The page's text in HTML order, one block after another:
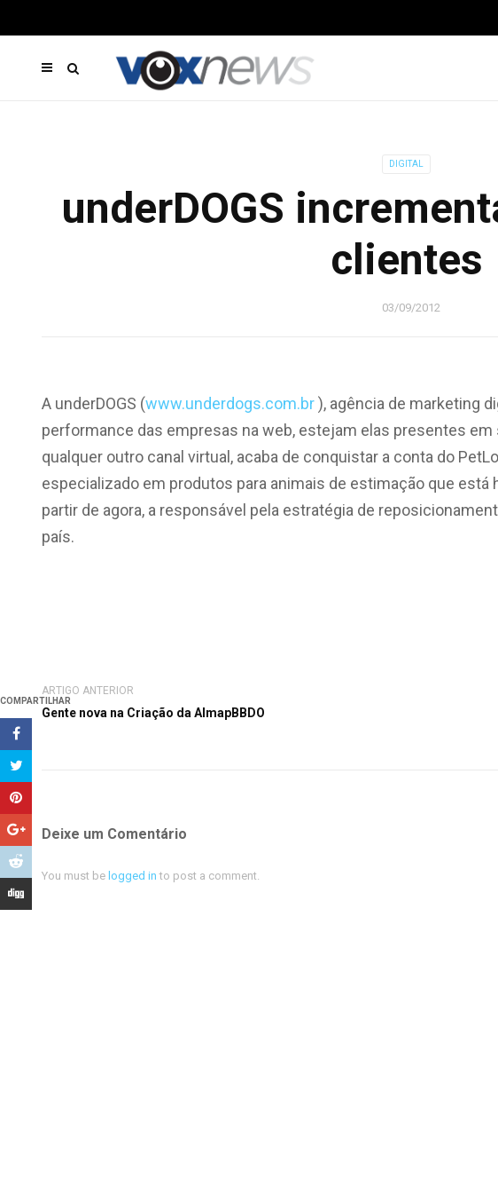
DIGITAL
underDOGS
clientes
03/09/2012
COMPARTILHAR
A underDOGS (www.underdogs.com.br), agência de marketing
performance das empresas na web, estejam elas presentes
qualquer outro canal virtual, acaba de conquistar a conta do
especializado em produtos para animais de estimação que está
partir de agora, a responsável pela estratégia de
país.
ARTIGO ANTERIOR
Gente nova na Criação da AlmapBBDO
Deixe um Comentário
You must be logged in to post a comment.